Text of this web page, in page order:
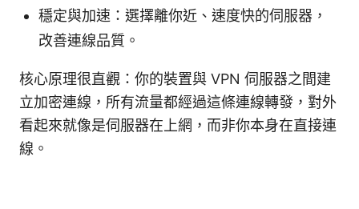
穩定與加速：選擇離你近、速度快的伺服器，
改善連線品質。
核心原理很直觀：你的裝置與 VPN 伺服器之間建
立加密連線，所有流量都經過這條連線轉發，對外
看起來就像是伺服器在上網，而非你本身在直接連
線。